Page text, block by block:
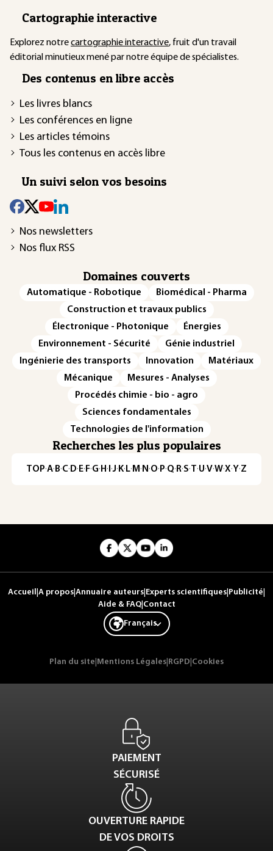
Cartographie interactive
Explorez notrecartographie interactive, fruit d'un travail
éditorial minutieux mené par notre équipe de spécialistes.
Des contenus en libre accès
Les livres blancs
Les conférences en ligne
Les articles témoins
Tous les contenus en accès libre
Un suivi selon vos besoins
Nos newsletters
Nos flux RSS
Domaines couverts
Automatique - Robotique
Biomédical - Pharma
Construction et travaux publics
Électronique - Photonique
Énergies
Environnement - Sécurité
Génie industriel
Ingénierie des transports
Innovation
Matériaux
Mécanique
Mesures - Analyses
Procédés chimie - bio - agro
Sciences fondamentales
Technologies de l'information
Recherches les plus populaires
TOP·A·B·C· D· E· F·G· H · ·J· K· L· M · N ·O· P·Q· R·S·T·U·V·W·X·Y·Z
Accueil A propos Annuaire auteurs Experts scientifiques Publicité
Aide & FAQ| Contact
Français
Plan du site Mentions Légales RGPD Cookies
PAIEMENT
SÉCURISÉ
OUVERTURE RAPIDE
DE VOS DROITS